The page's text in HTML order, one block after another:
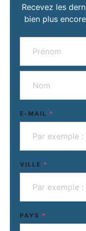
Recevez les
bien plus
E-MAIL *
VILLE *
PAYS *